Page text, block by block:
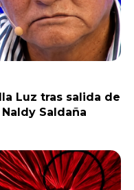
Luz tras salida de
Saldaña